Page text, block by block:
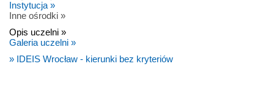
Instytucja »
Inne ośrodki »
Opis uczelni »
Galeria uczelni »
» IDEIS Wrocław - kierunki bez kryteriów